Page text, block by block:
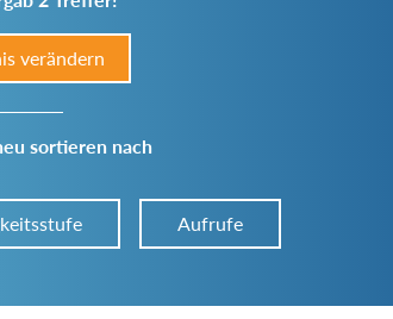
verändern
sortieren nach
Aufrufe